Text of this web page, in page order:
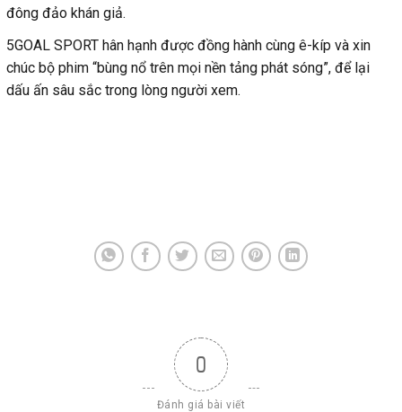
đông đảo khán giả.
5GOAL SPORT hân hạnh được đồng hành cùng ê-kíp và xin
chúc bộ phim “bùng nổ trên mọi nền tảng phát sóng”, để lại
dấu ấn sâu sắc trong lòng người xem.
0
Đánh giá bài viết